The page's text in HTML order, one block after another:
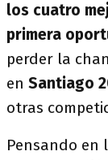
los cuatro
primera
perder la
en Santiago
otras
Pensando en